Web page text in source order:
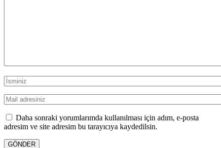
Daha sonraki yorumlarımda kullanılması için adım, e-posta
adresim ve site adresim bu tarayıcıya kaydedilsin.